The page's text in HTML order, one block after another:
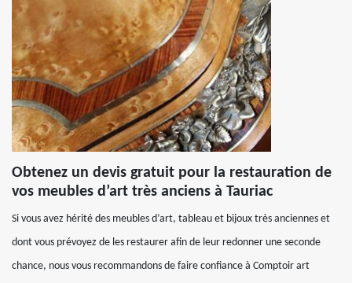
Obtenez un devis gratuit pour la restauration de
vos meubles d’art très anciens à Tauriac
Si vous avez hérité des meubles d’art, tableau et bijoux très anciennes et
dont vous prévoyez de les restaurer afin de leur redonner une seconde
chance, nous vous recommandons de faire confiance à Comptoir art